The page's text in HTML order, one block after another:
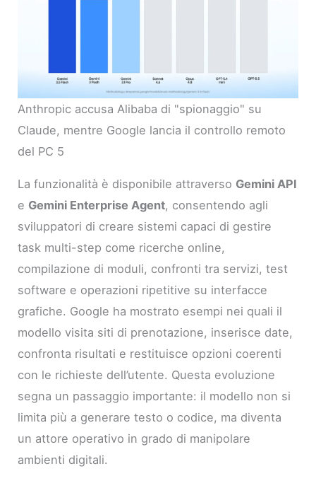
Anthropic accusa Alibaba di "spionaggio" su
Claude, mentre Google lancia il controllo remoto
del PC 5
La funzionalità è disponibile attraverso Gemini API
e Gemini Enterprise Agent, consentendo agli
sviluppatori di creare sistemi capaci di gestire
task multi-step come ricerche online,
compilazione di moduli, confronti tra servizi, test
software e operazioni ripetitive su interfacce
grafiche. Google ha mostrato esempi nei quali il
modello visita siti di prenotazione, inserisce date,
confronta risultati e restituisce opzioni coerenti
con le richieste dell’utente. Questa evoluzione
segna un passaggio importante: il modello non si
limita più a generare testo o codice, ma diventa
un attore operativo in grado di manipolare
ambienti digitali.